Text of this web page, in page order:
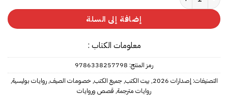
إضافة إلى السلة
معلومات الكتاب :
رمز المنتج: 9786338257798
التصنيفات: إصدارات 2026 , بيت الكتب,جميع الكتب,خصومات الصيف,روايات بوليسية,
روايات مترجمة, قصص وروايات